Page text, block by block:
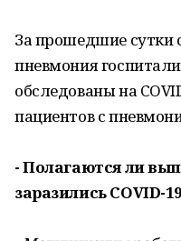
За прошедшие сутки
пневмония
обследованы на
пациентов с
- Полагаются ли
заразились COVID-